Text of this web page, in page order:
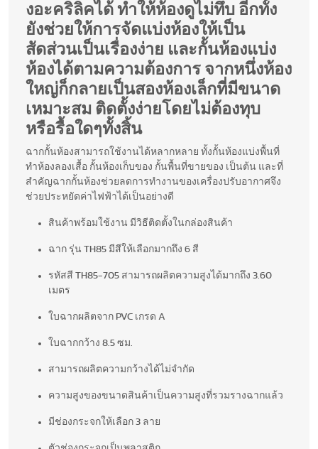
งอะคริลิคได้ ทำให้ห้องดูไม่ทึบ อีกทั้ง
ยังช่วยให้การจัดแบ่งห้องให้เป็น
สัดส่วนเป็นเรื่องง่าย และกั้นห้องแบ่ง
ห้องได้ตามความต้องการ จากหนึ่งห้อง
ใหญ่ก็กลายเป็นสองห้องเล็กที่มีขนาด
เหมาะสม ติดตั้งง่ายโดยไม่ต้องทุบ
หรือรื้อใดๆทั้งสิ้น
ฉากกั้นห้องสามารถใช้งานได้หลากหลาย ทั้งกั้นห้องแบ่งพื้นที่
ทำห้องลองเสื้อ กั้นห้องเก็บของ กั้นพื้นที่ขายของ เป็นต้น และที่
สำคัญฉากกั้นห้องช่วยลดการทำงานของเครื่องปรับอากาศจึง
ช่วยประหยัดค่าไฟฟ้าได้เป็นอย่างดี
สินค้าพร้อมใช้งาน มีวิธีติดตั้งในกล่องสินค้า
ฉาก รุ่น TH85 มีสีให้เลือกมากถึง 6 สี
รหัสสี TH85-705 สามารถผลิตความสูงได้มากถึง 3.60
เมตร
ใบฉากผลิตจาก PVC เกรด A
ใบฉากกว้าง 8.5 ซม.
สามารถผลิตความกว้างได้ไม่จำกัด
ความสูงของขนาดสินค้าเป็นความสูงที่รวมรางฉากแล้ว
มีช่องกระจกให้เลือก 3 ลาย